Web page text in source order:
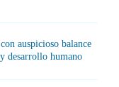
auspicioso balance
desarrollo humano